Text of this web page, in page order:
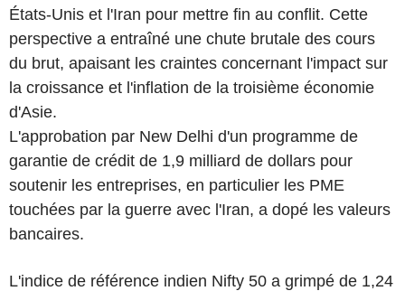
États-Unis et l'Iran pour mettre fin au conflit. Cette
perspective a entraîné une chute brutale des cours
du brut, apaisant les craintes concernant l'impact sur
la croissance et l'inflation de la troisième économie
d'Asie.
L'approbation par New Delhi d'un programme de
garantie de crédit de 1,9 milliard de dollars pour
soutenir les entreprises, en particulier les PME
touchées par la guerre avec l'Iran, a dopé les valeurs
bancaires.
L'indice de référence indien Nifty 50 a grimpé de 1,24